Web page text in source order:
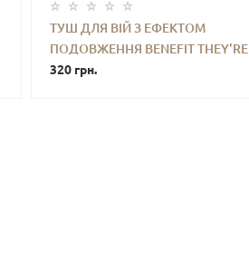
ТУШ ДЛЯ ВІЙ З ЕФЕКТОМ
ПОДОВЖЕННЯ BENEFIT THEY'RE
REAL! MAGNET MASCARA 3 G
320 грн.